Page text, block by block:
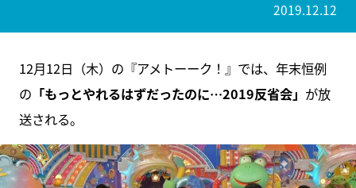
2019.12.12
12月12日（木）の『アメトーーク！』では、年末恒例
の 「もっとやれるはずだったのに…2019反省会」 が放
送される。